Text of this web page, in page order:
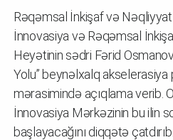
Rəqəmsal İnkişaf və Nəqliyyat
İnnovasiya və Rəqəmsal
Heyətinin sədri Fərid
Yolu” beynəlxalq akselerasiya
mərasimində açıqlama verib.
İnnovasiya Mərkəzinin bu ilin
başlayacağını diqqətə çatdırıb.